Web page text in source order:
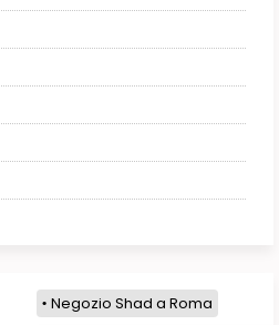
Negozio Shad a Roma